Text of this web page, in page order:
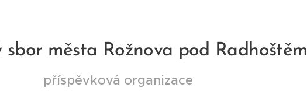
sbor města Rožnova pod Radhoštěm
příspěvková organizace